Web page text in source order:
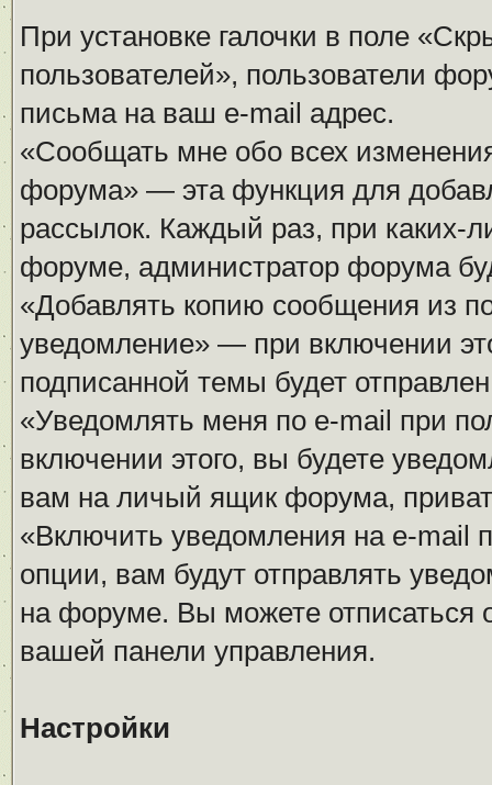
При установке галочки в поле
пользователей», пользователи
письма на ваш e-mail адрес.
«Сообщать мне обо всех
форума» — эта функция для
рассылок. Каждый раз, при каких-
форуме, администратор форума
«Добавлять копию сообщения из
уведомление» — при включении
подписанной темы будет
«Уведомлять меня по e-mail при
включении этого, вы будете
вам на личый ящик форума,
«Включить уведомления на e-
опции, вам будут отправлять
на форуме. Вы можете отписаться
вашей панели управления.
Настройки